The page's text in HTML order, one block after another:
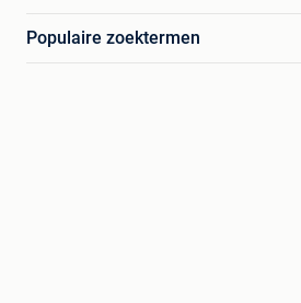
Populaire zoektermen